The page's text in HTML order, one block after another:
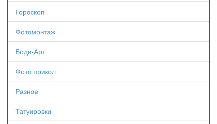
Гороскоп
Фотомонтаж
Боди-Арт
Фото прикол
Разное
Татуировки